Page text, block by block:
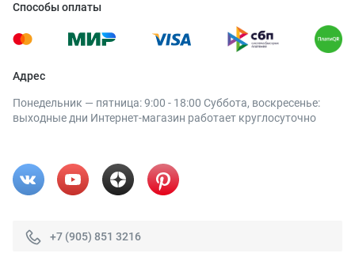
Способы оплаты
Адрес
Понедельник — пятница: 9:00 - 18:00 Суббота, воскресенье:
выходные дни Интернет-магазин работает круглосуточно
+7 (905) 851 3216